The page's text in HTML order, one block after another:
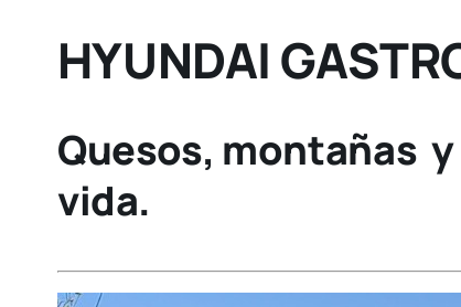
HYUNDAI
Quesos, montañas y
vida.